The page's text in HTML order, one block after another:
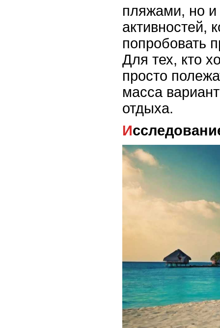
пляжами, но
активностей,
попробовать
Для тех, кто
просто
масса
отдыха.